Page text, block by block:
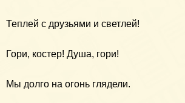
Теплей с друзьями и светлей!
Гори, костер! Душа, гори!
Мы долго на огонь глядели.